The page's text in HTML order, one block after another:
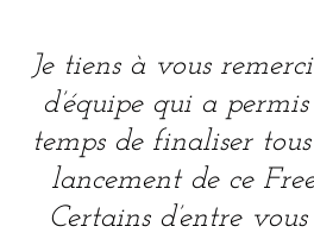
Je tiens à vous
d’équipe qui a
temps de finaliser
lancement de ce
Certains d’entre